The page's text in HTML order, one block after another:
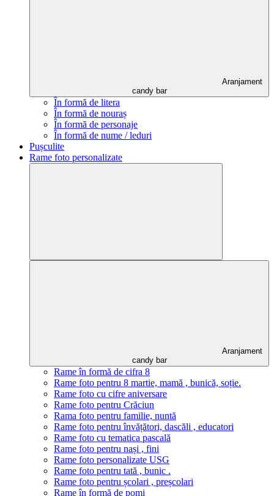
Aranjament
candy bar
În formă de litera
În formă de nouraș
În formă de personaje
În formă de nume / leduri
Pușculite
Rame foto personalizate
Aranjament
candy bar
Rame în formă de cifra 8
Rame foto pentru 8 martie, mamă , bunică, soție.
Rame foto cu cifre aniversare
Rame foto pentru Crăciun
Rama foto pentru familie, nuntă
Rame foto pentru învățători, dascăli , educatori
Rame foto cu tematica pascală
Rame foto pentru nași , fini
Rame foto personalizate USG
Rame foto pentru tată , bunic .
Rame foto pentru școlari , preșcolari
Rame în formă de pomi